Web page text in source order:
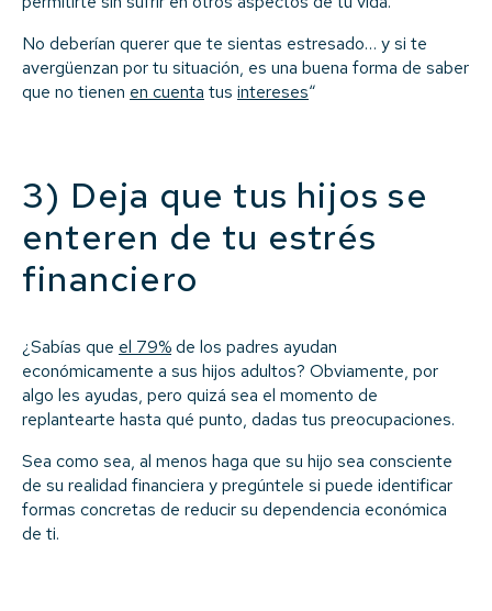
No deberían querer que te sientas estresado… y si te
avergüenzan por tu situación, es una buena forma de saber
que no tienen en cuenta tus intereses“
3) Deja que tus hijos se
enteren de tu estrés
financiero
¿Sabías que el 79%de los padres ayudan
económicamente a sus hijos adultos? Obviamente, por
algo les ayudas, pero quizá sea el momento de
replantearte hasta qué punto, dadas tus preocupaciones.
Sea como sea, al menos haga que su hijo sea consciente
de su realidad financiera y pregúntele si puede identificar
formas concretas de reducir su dependencia económica
de ti.